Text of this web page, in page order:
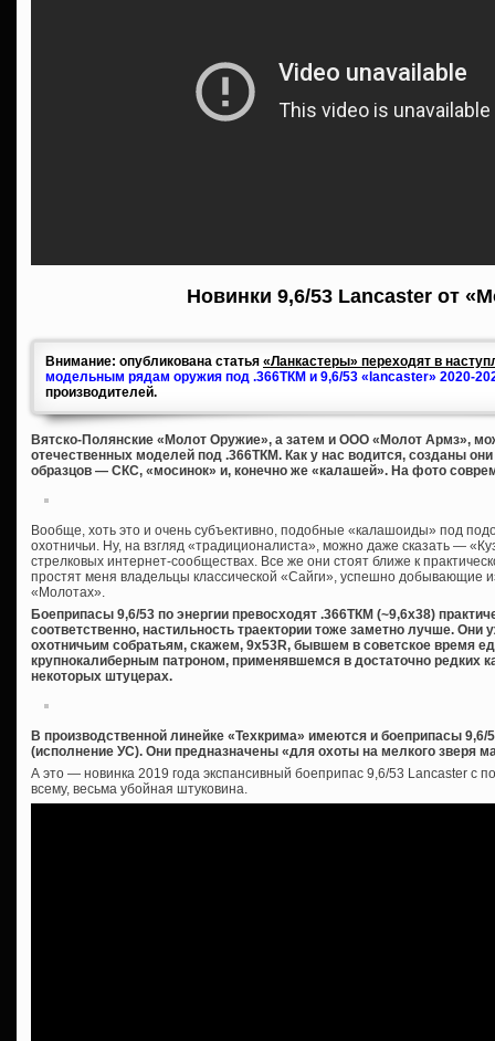
Новинки 9,6/53 Lancaster от
Внимание: опубликована статья «Ланкастеры» переходят в
модельным рядам оружия под .366ТКМ и 9,6/53 «lancaster» 2020-
производителей.
Вятско-Полянские «Молот Оружие», а затем и ООО «Молот Армз»,
отечественных моделей под .366ТКМ. Как у нас водится, созданы
образцов — СКС, «мосинок» и, конечно же «калашей». На фото
Вообще, хоть это и очень субъективно, подобные «калашоиды» под
охотничьи. Ну, на взгляд «традиционалиста», можно даже сказать —
стрелковых интернет-сообществах. Все же они стоят ближе к
простят меня владельцы классической «Сайги», успешно добывающие
«Молотах».
Боеприпасы 9,6/53 по энергии превосходят .366ТКМ (~9,6х38)
соответственно, настильность траектории тоже заметно лучше. Они
охотничьим собратьям, скажем, 9х53R, бывшем в советское время
крупнокалиберным патроном, применявшемся в достаточно редких
некоторых штуцерах.
В производственной линейке «Техкрима» имеются и боеприпасы
(исполнение УС). Они предназначены «для охоты на мелкого зверя
А это — новинка 2019 года экспансивный боеприпас 9,6/53 Lancaster с
всему, весьма убойная штуковина.